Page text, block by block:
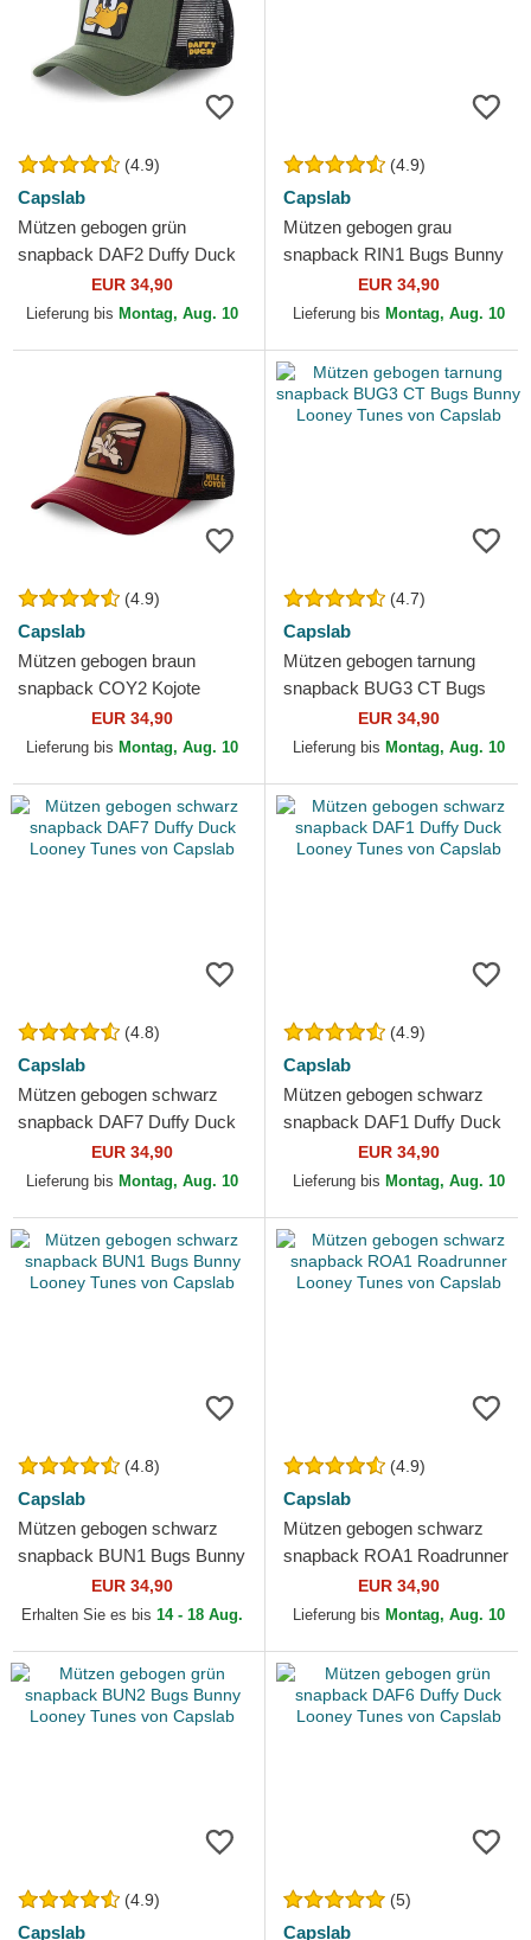
(4.9)
Capslab
Mützen gebogen grün
snapback DAF2 Duffy Duck
Looney Tunes von Capslab
EUR 34,90
Lieferung bis Montag, Aug. 10
(4.9)
Capslab
Mützen gebogen grau
snapback RIN1 Bugs Bunny
Looney Tunes von Capslab
EUR 34,90
Lieferung bis Montag, Aug. 10
(4.9)
Capslab
Mützen gebogen braun
snapback COY2 Kojote
Looney Tunes von Capslab
EUR 34,90
Lieferung bis Montag, Aug. 10
(4.7)
Capslab
Mützen gebogen tarnung
snapback BUG3 CT Bugs
Bunny Looney Tunes von
Capslab
EUR 34,90
Lieferung bis Montag, Aug. 10
(4.8)
Capslab
Mützen gebogen schwarz
snapback DAF7 Duffy Duck
Looney Tunes von Capslab
EUR 34,90
Lieferung bis Montag, Aug. 10
(4.9)
Capslab
Mützen gebogen schwarz
snapback DAF1 Duffy Duck
Looney Tunes von Capslab
EUR 34,90
Lieferung bis Montag, Aug. 10
(4.8)
Capslab
Mützen gebogen schwarz
snapback BUN1 Bugs Bunny
Looney Tunes von Capslab
EUR 34,90
Erhalten Sie es bis 14 - 18 Aug.
(4.9)
Capslab
Mützen gebogen schwarz
snapback ROA1 Roadrunner
Looney Tunes von Capslab
EUR 34,90
Lieferung bis Montag, Aug. 10
(4.9)
Capslab
(5)
Capslab